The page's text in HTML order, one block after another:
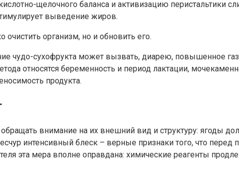
щелочного баланса и активизацию перистальтики
выведение жиров.
организм, но и обновить его.
чудо-сухофрукта может вызвать, диарею, повышенное
относятся беременность и период лактации,
продукта.
внимание на их внешний вид и структуру: ягоды
интенсивный блеск – верные признаки того, что
эта мера вполне оправдана: химические реагенты